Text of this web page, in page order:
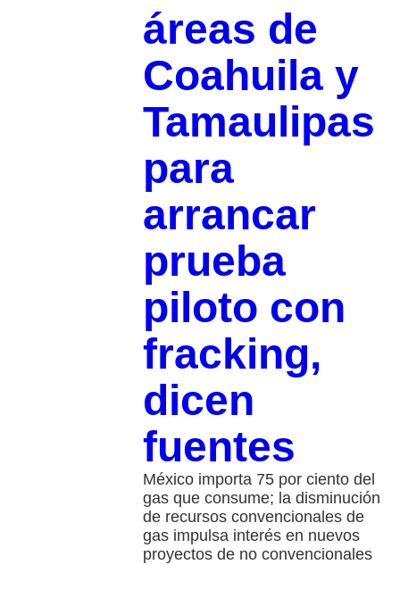
áreas de
Coahuila y
Tamaulipas
para
arrancar
prueba
piloto con
fracking,
dicen
fuentes
México importa 75 por ciento del
gas que consume; la disminución
de recursos convencionales de
gas impulsa interés en nuevos
proyectos de no convencionales